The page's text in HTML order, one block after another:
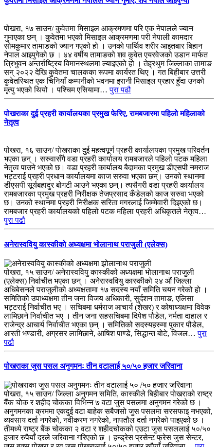
पोखरा, १७ साउन/ कुवेतमा मिसाइल आक्रमणमा परि एक नेपालले ज्यान
गुमाएका छन् । कुवेतमा भएको मिसाइल आक्रमणमा परी नेपाली कामदार
सोमकुमार तामाङको ज्यान गएको हो । उनको पार्थिव शरीर आइतबार बिहान
नेपाल आइपुगेको छ । ४४ वर्षीय तामाङको शव कुवेत एयरवेजको उडान मार्फत
त्रिभुवन अन्तर्राष्ट्रिय विमानस्थलमा ल्याइएको हो । तेह्रथुम जिल्लाका तामाङ
सन् २०२२ देखि कुवेतमा चालकका रूपमा कार्यरत थिए । गत बिहीबार उत्तरी
कुवेतस्थित एक चिनियाँ कम्पनीको भवनमा इरानी मिसाइल प्रहार हुँदा उनको
मृत्यु भएको थियो । पश्चिम एसियामा…पुरा पढौ
पोखराका दुई प्रहरी कार्यालयका प्रमुख फेरिए, रामबजारमा पहिलो महिलाको
नेतृत्व
पोखरा, १६ साउन/ पोखराका दुई महत्वपूर्ण प्रहरी कार्यालयका प्रमुख परिवर्तन
भएका छन् । सरुवासँगै वडा प्रहरी कार्यालय रामबजारले पहिलो पटक महिला
नेतृत्व पाउने भएको छ। वडा प्रहरी कार्यालय बैदामका प्रमुख डीएसपी नमराज
भट्टराई प्रहरी प्रधान कार्यालयमा काज सरुवा भएका छन्। उनको स्थानमा
डीएसपी सूर्यबहादुर बोगटी आउने भएका छन्। त्यसैगरी वडा प्रहरी कार्यालय
रामबजारका प्रमुख प्रहरी निरीक्षक तेजप्रसाद कँडेलको काज सरुवा भएको
छ। उनको स्थानमा प्रहरी निरीक्षक सरिता मगरलाई जिम्मेवारी दिइएको छ।
रामबजार प्रहरी कार्यालयको पहिलो पटक महिला प्रहरी अधिकृतले नेतृत्व…
पुरा पढौ
अनेरास्ववियु कास्कीको अध्यक्षमा भोलानाथ पराजुली (एलेक्स)
पोखरा, १५ साउन/ अनेरास्ववियु कास्कीको अध्यक्षमा भोलानाथ पराजुली
(एलेक्स) निर्वाचीत भएका छन् । अनेरास्ववियु कास्कीको २४ औं जिल्ला
अधिबेसनले पराजुलीको अध्यक्षतामा १७ सदस्य नयाँ समिति चयन गरेको हो ।
समितिको उपाध्यक्षमा तीन जना विजय अधिकारी, सुर्दशन तामाङ, एलिसा
भट्टराई निर्वाचीत भए । सचिबमा धर्मराज आचार्य (शेखर) र कोषाध्यक्षमा विवेक
लामिछाने निर्वाचीत भए । तीन जना सहसचिबमा दिपेश पौडेल, नर्मता दाहाल र
राजेन्द्र आचार्य निर्वाचीत भएका छन् । समितिको सदस्यहरुमा पुकार पौडेल,
आरती भण्डारी, अग्रसर लामिछाने, आषिश पाण्डे, सिद्धान्त बोटे, विजल…पुरा
पढौ
पोखराका जुस पसल अनुगमनः तीन वटालाई ५०/५० हजार जरिवाना
पोखरा, १५ साउन/ जिल्ला अनुगमन समिति, कास्कीले बिहीबार पोखराको राष्ट्र
बैंक चोक र शहीद चोकका विभिन्न ७ वटा जुस पसलमा अनुगमन गरेको छ ।
अनुगमनका क्रममा एकदुई वटा बाहेक सबैजसो जुस पसलमा सरसफाइ नभएको,
व्यवसाय दर्ता नगरेको, नवीकरण नगरेको, नापतौल दर्ता नगरेको पाइएको छ ।
तीमध्ये राष्ट्र बैंक चोकका २ वटा र शहीदचोकको एउटा जुस पसललाई ५०/५०
हजार रुपैयाँ दरले जरिवाना गरिएको छ । हन्ड्रेस प्रसेन्ट फ्रेस जुस सेन्टर,